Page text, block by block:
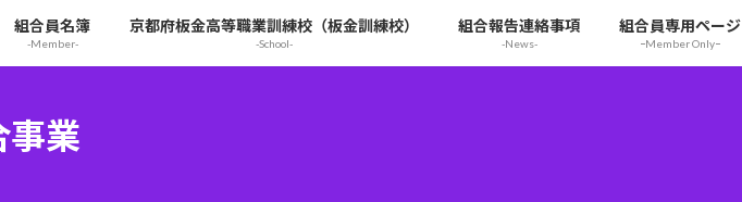
組合員名簿
-Member-
京都府板金高等職業訓練校（板金訓練校）
-School-
組合報告連絡事項
-News-
組合員専用ページ
ｰMember Onlyｰ
事業